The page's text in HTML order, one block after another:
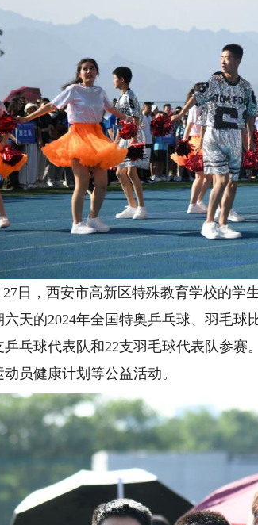
西安市高新区特殊教育学校的学生
的2024年全国特奥乒乓球、羽毛球
乒乓球代表队和22支羽毛球代表队参赛
员健康计划等公益活动。